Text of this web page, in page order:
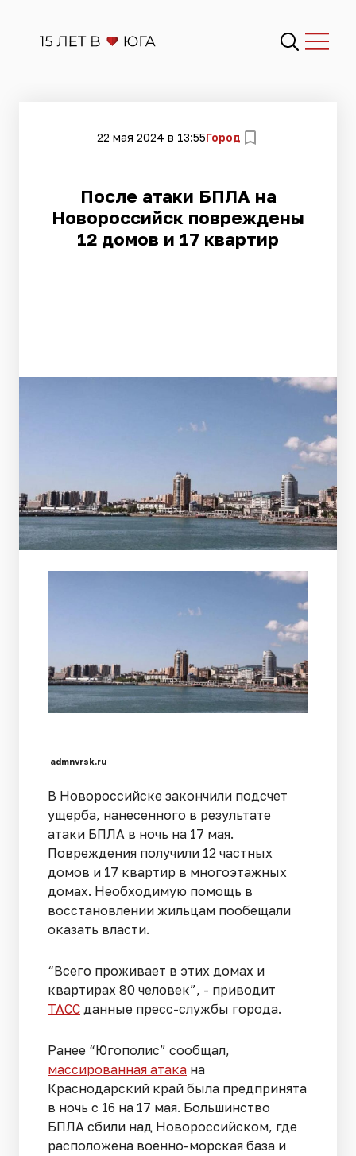
22 мая 2024 в 13:55Город
После атаки БПЛА на
Новороссийск повреждены
12 домов и 17 квартир
admnvrsk.ru
В Новороссийске закончили подсчет
ущерба, нанесенного в результате
атаки БПЛА в ночь на 17 мая.
Повреждения получили 12 частных
домов и 17 квартир в многоэтажных
домах. Необходимую помощь в
восстановлении жильцам пообещали
оказать власти.
“Всего проживает в этих домах и
квартирах 80 человек”, - приводит
ТАСС данные пресс-службы города.
Ранее “Югополис” сообщал,
массированная атака на
Краснодарский край была предпринята
в ночь с 16 на 17 мая. Большинство
БПЛА сбили над Новороссийском, где
расположена военно-морская база и